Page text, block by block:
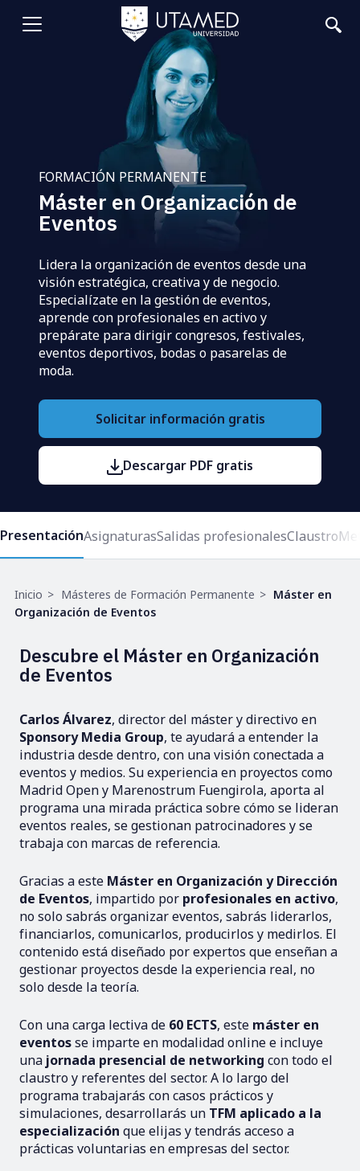
Abrir
FORMACIÓN PERMANENTE
Máster en Organización de
Eventos
Lidera la organización de eventos desde una
visión estratégica, creativa y de negocio.
Especialízate en la gestión de eventos,
aprende con profesionales en activo y
prepárate para dirigir congresos, festivales,
eventos deportivos, bodas o pasarelas de
moda.
Solicitar información gratis
Descargar PDF gratis
PresentaciónAsignaturasSalidas profesionalesClaustro
Ruta
de
Inicio Másteres de Formación Permanente
Máster en
Organización de Eventos
Descubre el Máster en Organización
de Eventos
Carlos Álvarez, director del máster y directivo en
Sponsory Media Group, te ayudará a entender la
industria desde dentro, con una visión conectada a
eventos y medios. Su experiencia en proyectos como
Madrid Open y Marenostrum Fuengirola, aporta al
programa una mirada práctica sobre cómo se lideran
eventos reales, se gestionan patrocinadores y se
trabaja con marcas de referencia.
Gracias a este Máster en Organización y Dirección
de Eventos, impartido por profesionales en activo,
no solo sabrás organizar eventos, sabrás liderarlos,
financiarlos, comunicarlos, producirlos y medirlos. El
contenido está diseñado por expertos que enseñan a
gestionar proyectos desde la experiencia real, no
solo desde la teoría.
Con una carga lectiva de 60 ECTS, este máster en
eventosse imparte en modalidad online e incluye
una jornada presencial de networking con todo el
claustro y referentes del sector. A lo largo del
programa trabajarás con casos prácticos y
simulaciones, desarrollarás un TFM aplicado a la
especialización que elijas y tendrás acceso a
prácticas voluntarias en empresas del sector.